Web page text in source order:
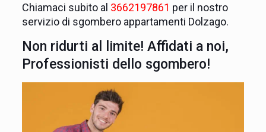
Chiamaci subito al 3662197861 per il nostro
servizio di sgombero appartamenti Dolzago.
Non ridurti al limite! Affidati a noi,
Professionisti dello sgombero!